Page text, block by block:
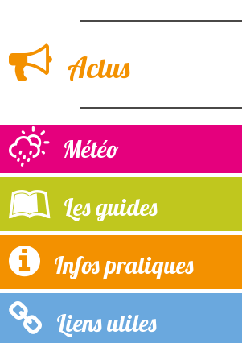
Actus
Météo
Les guides
Infos pratiques
Liens utiles